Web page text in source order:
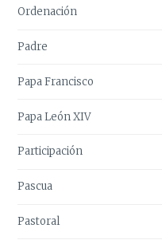
Ordenación
Padre
Papa Francisco
Papa León XIV
Participación
Pascua
Pastoral